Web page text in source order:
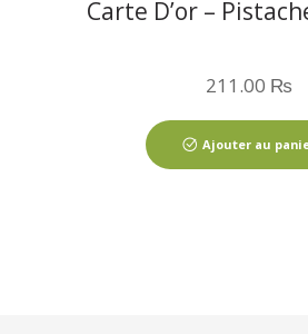
Carte D’or –
211.00 ₨
Ajouter au